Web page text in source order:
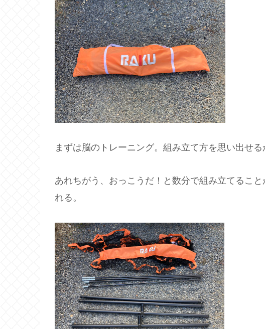
まずは脳のトレーニング。組み立て方を思い出せる
あれちがう、おっこうだ！と数分で組み立てるこ
れる。